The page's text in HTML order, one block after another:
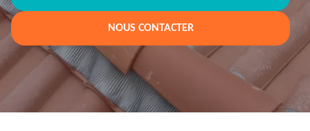
NOUS CONTACTER